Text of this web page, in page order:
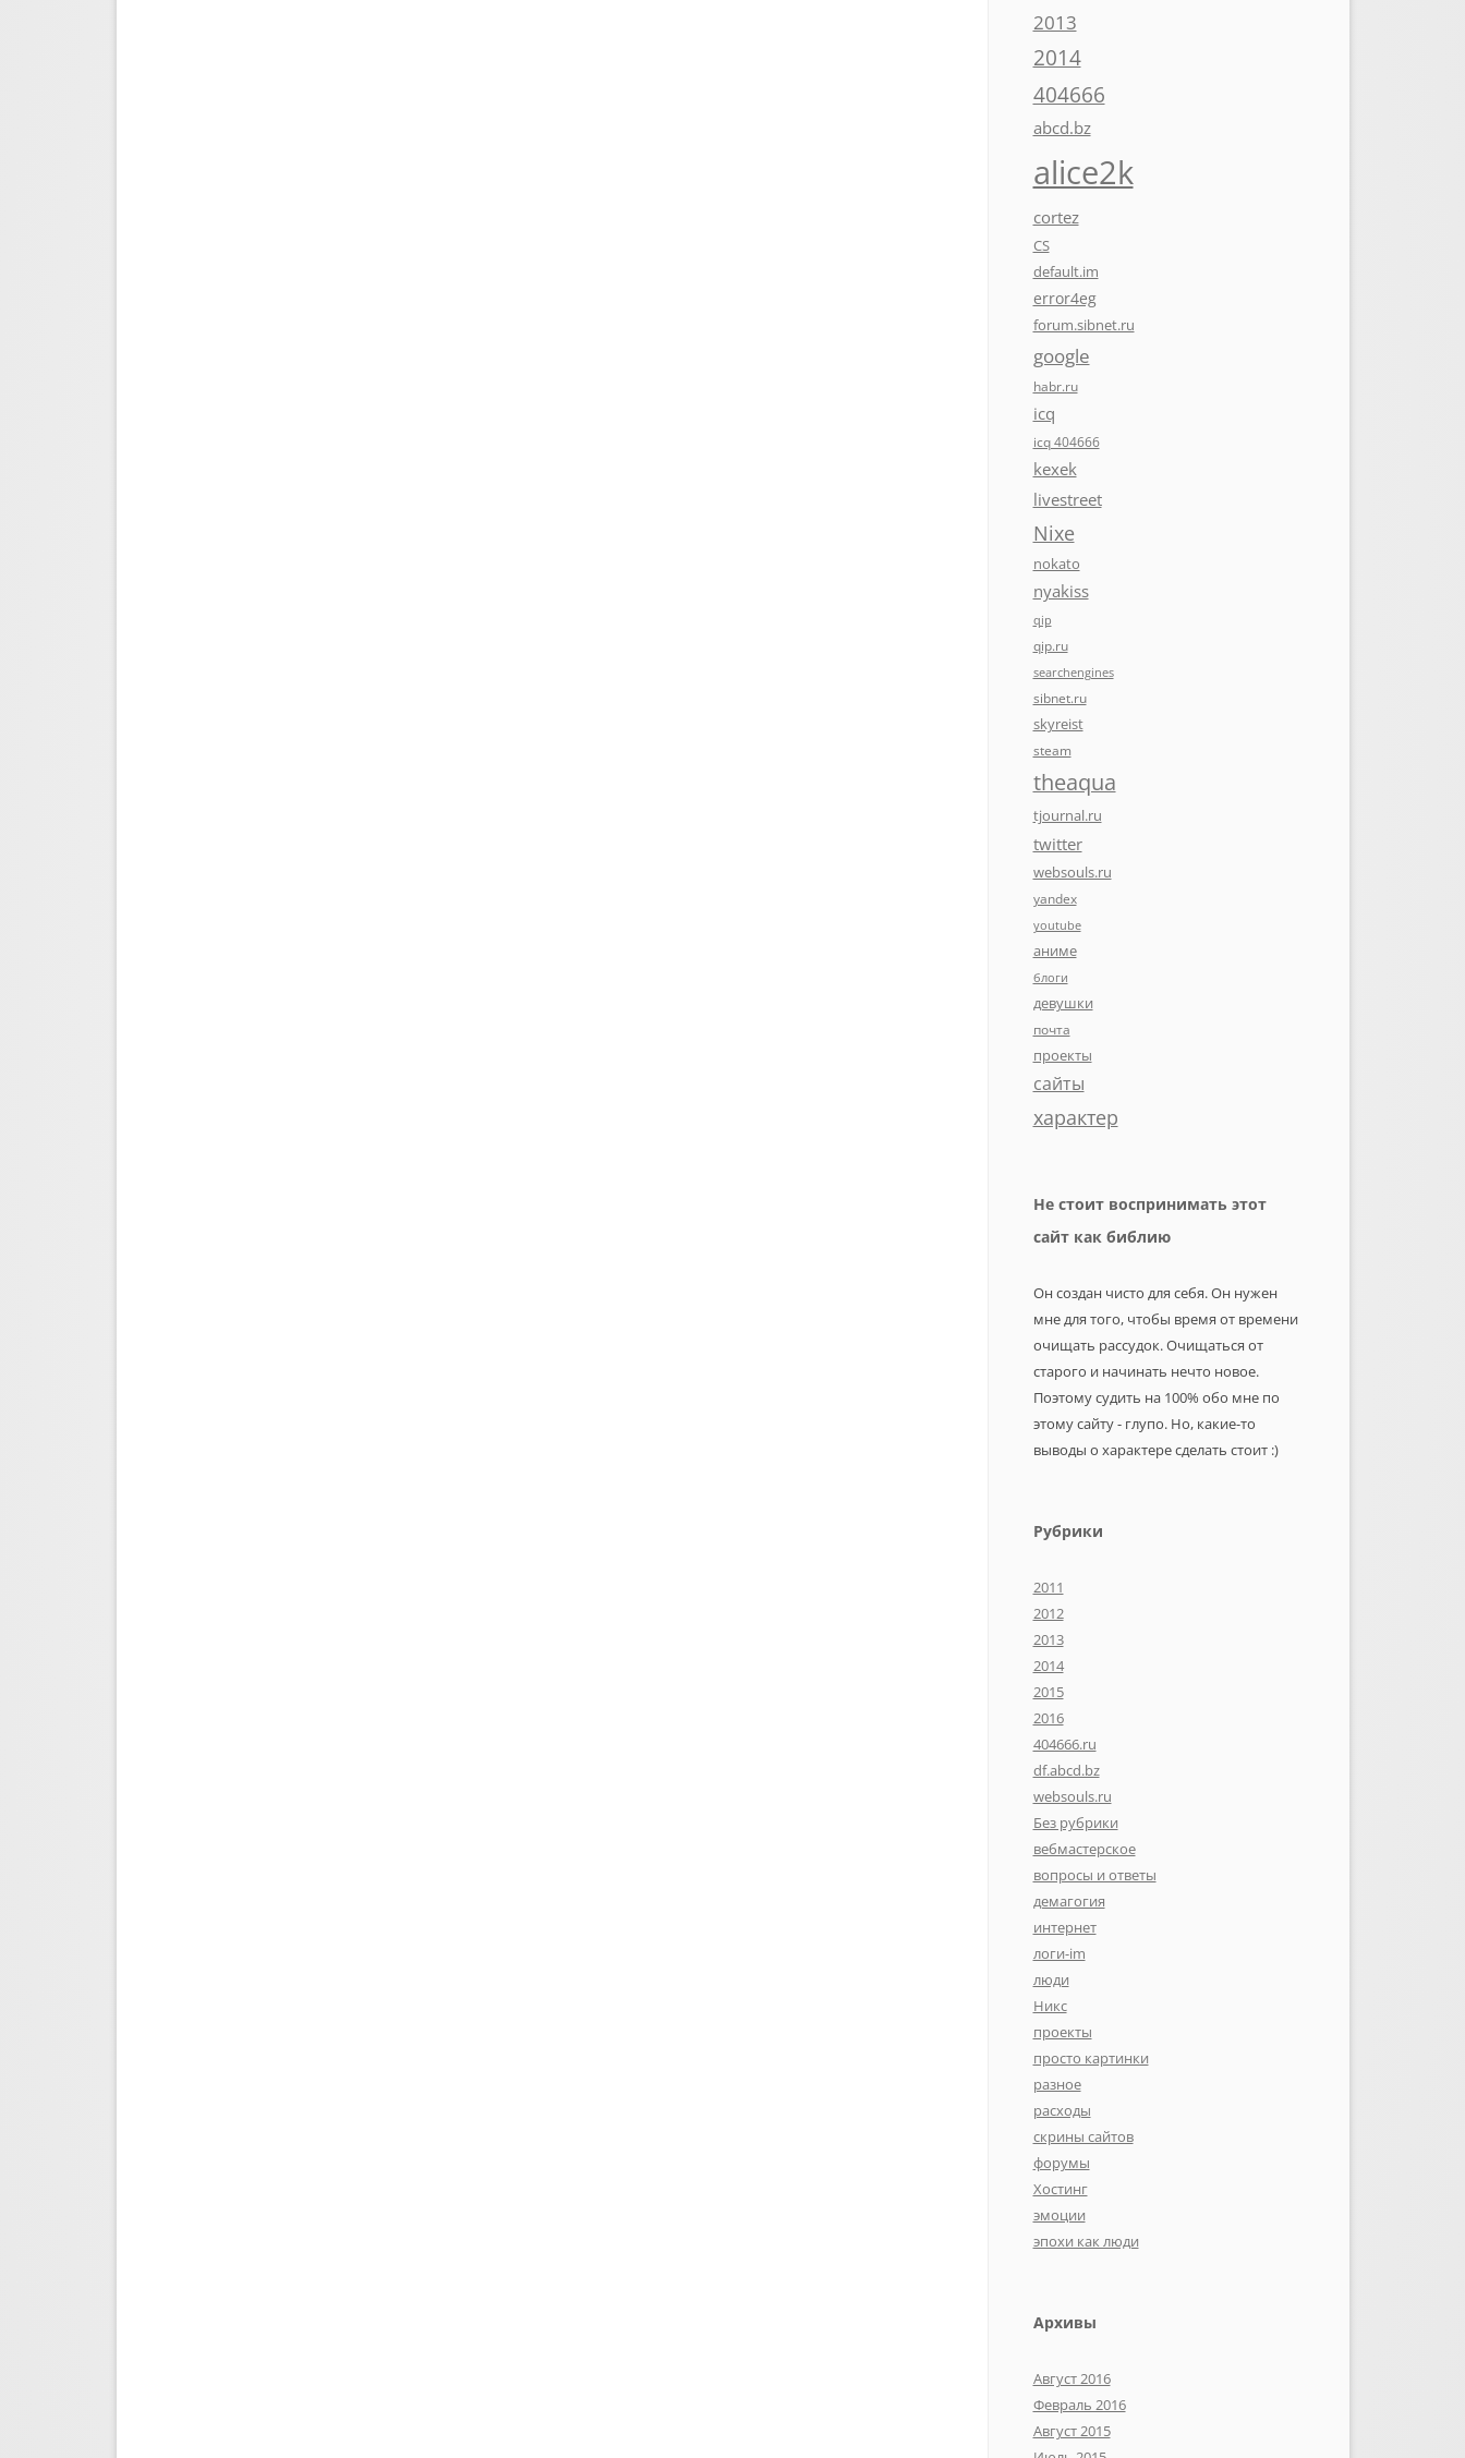
2013
2014
404666
abcd.bz
alice2k
cortez
CS
default.im
error4eg
forum.sibnet.ru
google
habr.ru
icq
icq 404666
kexek
livestreet
Nixe
nokato
nyakiss
qip
qip.ru
searchengines
sibnet.ru
skyreist
steam
theaqua
tjournal.ru
twitter
websouls.ru
yandex
youtube
аниме
блоги
девушки
почта
проекты
сайты
характер
Не стоит воспринимать этот
сайт как библию
Он создан чисто для себя. Он нужен
мне для того, чтобы время от времени
очищать рассудок. Очищаться от
старого и начинать нечто новое.
Поэтому судить на 100% обо мне по
этому сайту - глупо. Но, какие-то
выводы о характере сделать стоит :)
Рубрики
2011
2012
2013
2014
2015
2016
404666.ru
df.abcd.bz
websouls.ru
Без рубрики
вебмастерское
вопросы и ответы
демагогия
интернет
логи-im
люди
Никс
проекты
просто картинки
разное
расходы
скрины сайтов
форумы
Хостинг
эмоции
эпохи как люди
Архивы
Август 2016
Февраль 2016
Август 2015